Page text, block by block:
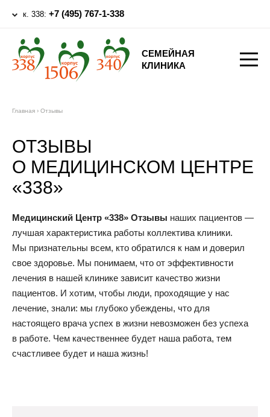
к. 338: +7 (495) 767-1-338
СЕМЕЙНАЯ
КЛИНИКА
Главная › Отзывы
ОТЗЫВЫ
О МЕДИЦИНСКОМ ЦЕНТРЕ
«338»
Медицинский Центр «338» Отзывы наших пациентов —
лучшая характеристика работы коллектива клиники.
Мы признательны всем, кто обратился к нам и доверил
свое здоровье. Мы понимаем, что от эффективности
лечения в нашей клинике зависит качество жизни
пациентов. И хотим, чтобы люди, проходящие у нас
лечение, знали: мы глубоко убеждены, что для
настоящего врача успех в жизни невозможен без успеха
в работе. Чем качественнее будет наша работа, тем
счастливее будет и наша жизнь!